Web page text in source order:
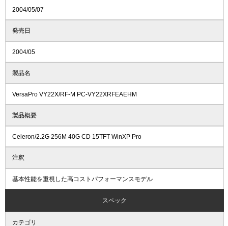
2004/05/07
発売日
2004/05
製品名
VersaPro VY22X/RF-M PC-VY22XRFEAEHM
製品概要
Celeron/2.2G 256M 40G CD 15TFT WinXP Pro
注釈
基本性能を重視した高コストパフォーマンスモデル
スペック
カテゴリ